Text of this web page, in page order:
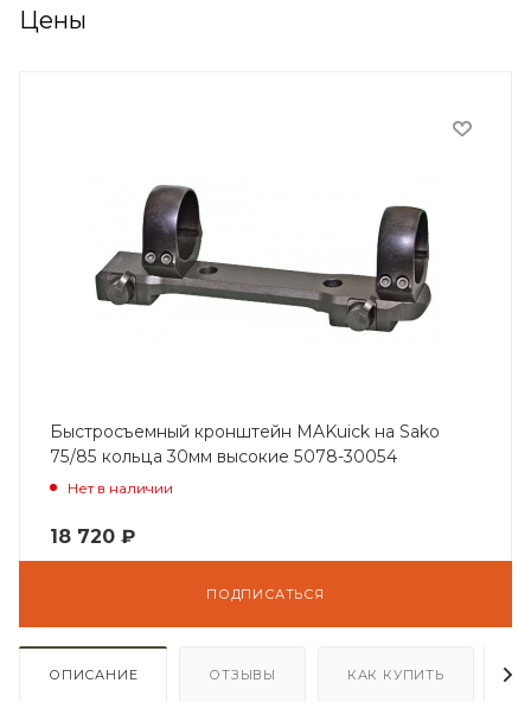
Цены
Быстросъемный кронштейн MAKuick на Sako
75/85 кольца 30мм высокие 5078-30054
Нет в наличии
18 720 ₽
ПОДПИСАТЬСЯ
ОПИСАНИЕ ОТЗЫВЫ КАК КУПИТЬ